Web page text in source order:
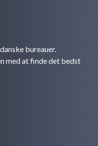
bureauer.
med at finde det bedst